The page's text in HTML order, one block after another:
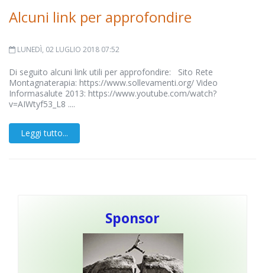
Alcuni link per approfondire
LUNEDÌ, 02 LUGLIO 2018 07:52
Di seguito alcuni link utili per approfondire: Sito Rete
Montagnaterapia: https://www.sollevamenti.org/ Video
Informasalute 2013: https://www.youtube.com/watch?
v=AIWtyf53_L8 ....
Leggi tutto...
Sponsor